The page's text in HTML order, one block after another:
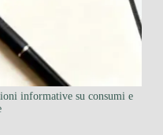
informative su consumi e